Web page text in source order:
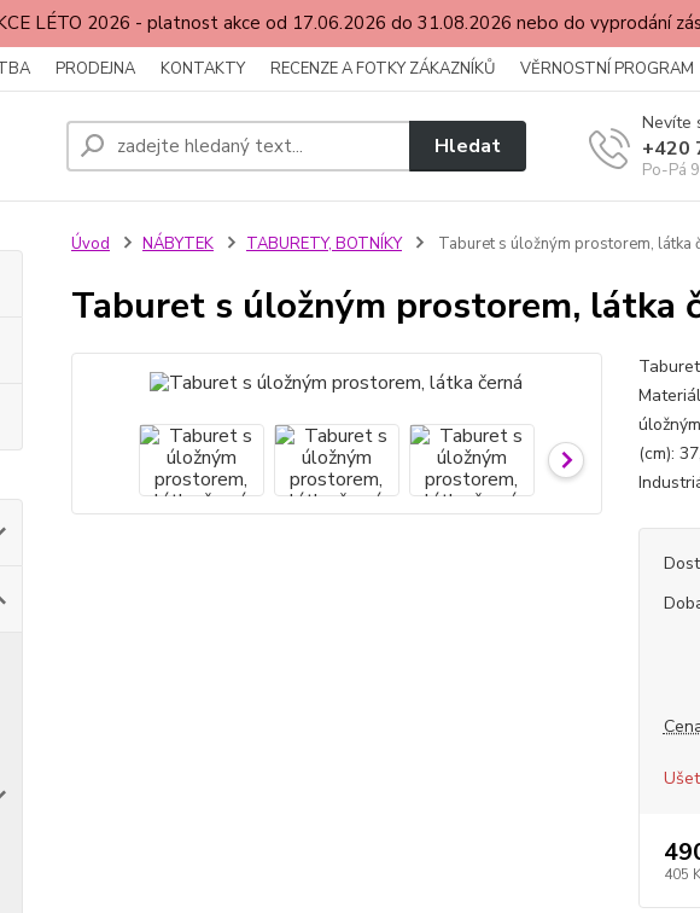
LÉTO 2026 - platnost akce od 17.06.2026 do 31.08.2026 nebo do vyprodání
PRODEJNA KONTAKTY RECENZE A FOTKY ZÁKAZNÍKŮ VĚRNOSTNÍ PROGRAM
Hledat
Nevíte
+420
Po-Pá
Úvod NÁBYTEK TABURETY, BOTNÍKY Taburet s úložným prostorem, látka
Taburet s úložným prostorem, látka
(cm):
405